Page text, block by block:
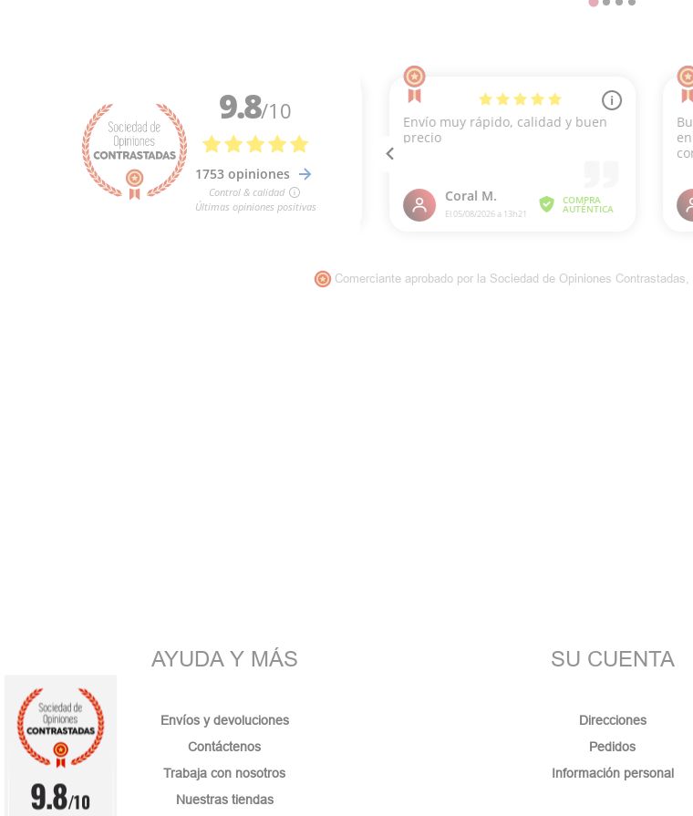
Comerciante aprobado por la Sociedad de Opiniones Contrastadas,
AYUDA Y MÁS
Envíos y devoluciones
Contáctenos
Trabaja con nosotros
Nuestras tiendas
SU CUENTA
Direcciones
Pedidos
Información personal
9.8/10